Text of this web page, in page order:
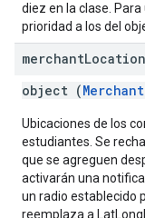
diez en la clase.
prioridad a los del
merchant
object (
Ubicaciones de los
estudiantes. Se
que se agreguen
activarán una
un radio establecido
reemplaza a